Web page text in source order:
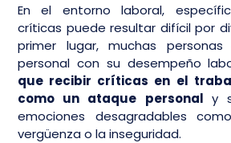
En el entorno laboral,
críticas puede resultar difícil por
primer lugar, muchas
personal con su desempeño
que recibir críticas en el
como un ataque personal y
emociones desagradables
vergüenza o la inseguridad.